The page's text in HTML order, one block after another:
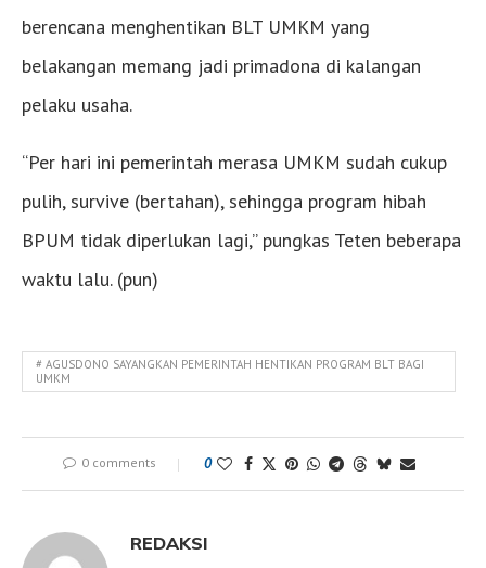
berencana menghentikan BLT UMKM yang
belakangan memang jadi primadona di kalangan
pelaku usaha.
“Per hari ini pemerintah merasa UMKM sudah cukup
pulih, survive (bertahan), sehingga program hibah
BPUM tidak diperlukan lagi,” pungkas Teten beberapa
waktu lalu. (pun)
# AGUSDONO SAYANGKAN PEMERINTAH HENTIKAN PROGRAM BLT BAGI
UMKM
0 comments 0
REDAKSI